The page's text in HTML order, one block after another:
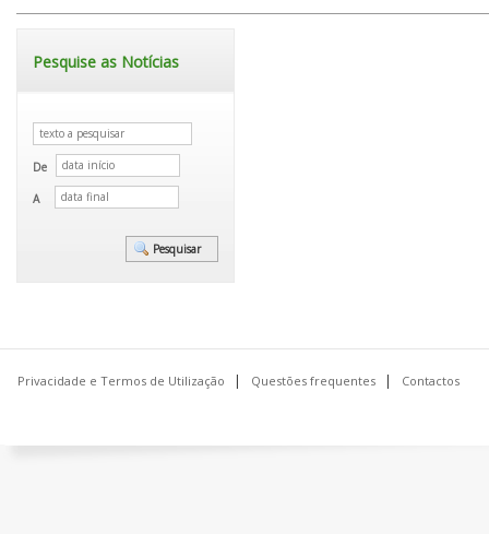
Pesquise as Notícias
De
A
Privacidade e Termos de Utilização Questões frequentes Contactos